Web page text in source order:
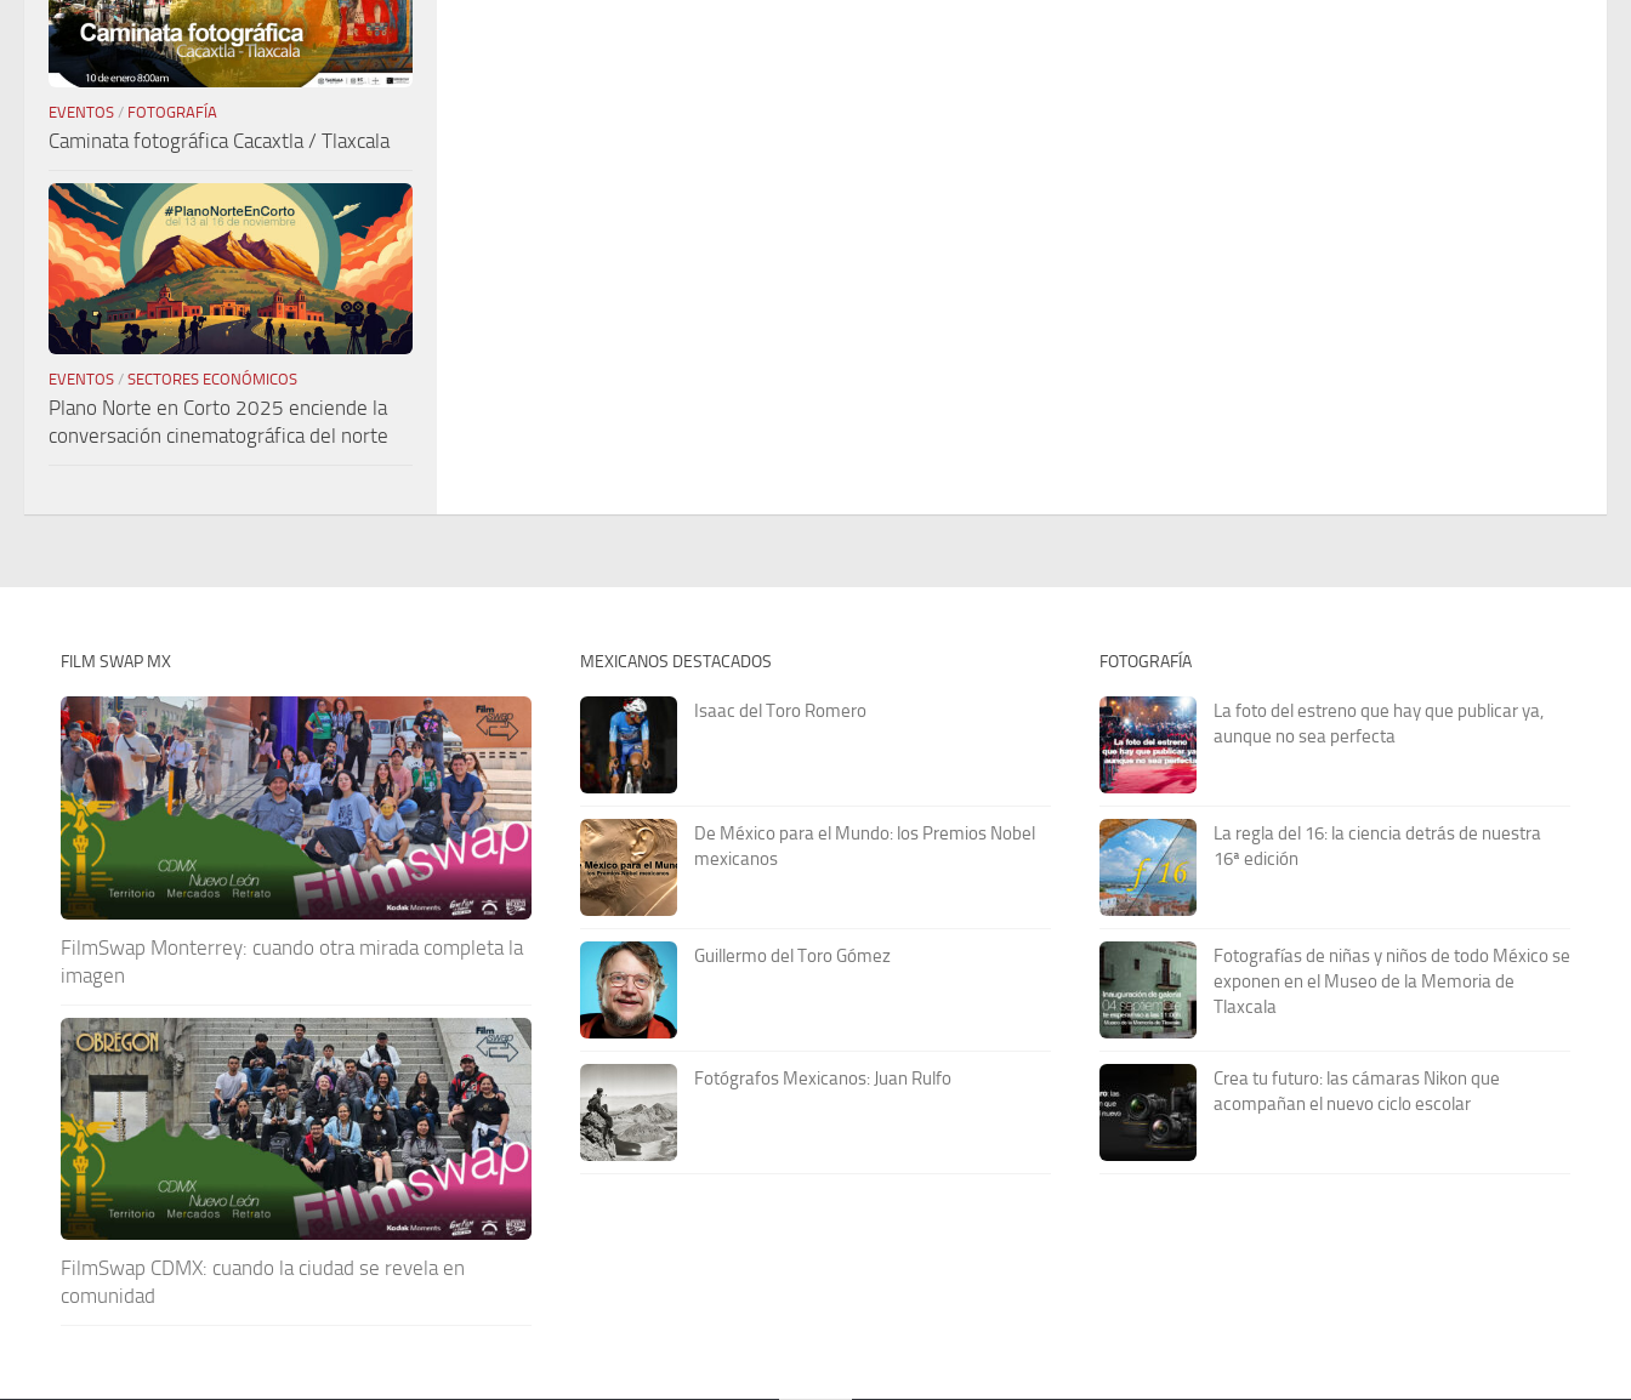
EVENTOS / FOTOGRAFÍA
Caminata fotográfica Cacaxtla / Tlaxcala
EVENTOS / SECTORES ECONÓMICOS
Plano Norte en Corto 2025 enciende la
conversación cinematográfica del norte
FILM SWAP MX
FilmSwap Monterrey: cuando otra mirada completa la
imagen
FilmSwap CDMX: cuando la ciudad se revela en
comunidad
MEXICANOS DESTACADOS
Isaac del Toro Romero
De México para el Mundo: los Premios Nobel
mexicanos
Guillermo del Toro Gómez
Fotógrafos Mexicanos: Juan Rulfo
FOTOGRAFÍA
La foto del estreno que hay que publicar ya,
aunque no sea perfecta
La regla del 16: la ciencia detrás de nuestra
16ª edición
Fotografías de niñas y niños de todo México se
exponen en el Museo de la Memoria de
Tlaxcala
Crea tu futuro: las cámaras Nikon que
acompañan el nuevo ciclo escolar